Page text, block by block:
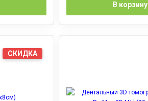
В корзину
СКИДКА